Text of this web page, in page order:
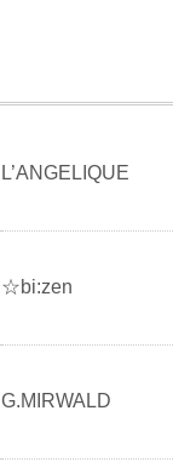
L’ANGELIQUE
☆bi:zen
G.MIRWALD